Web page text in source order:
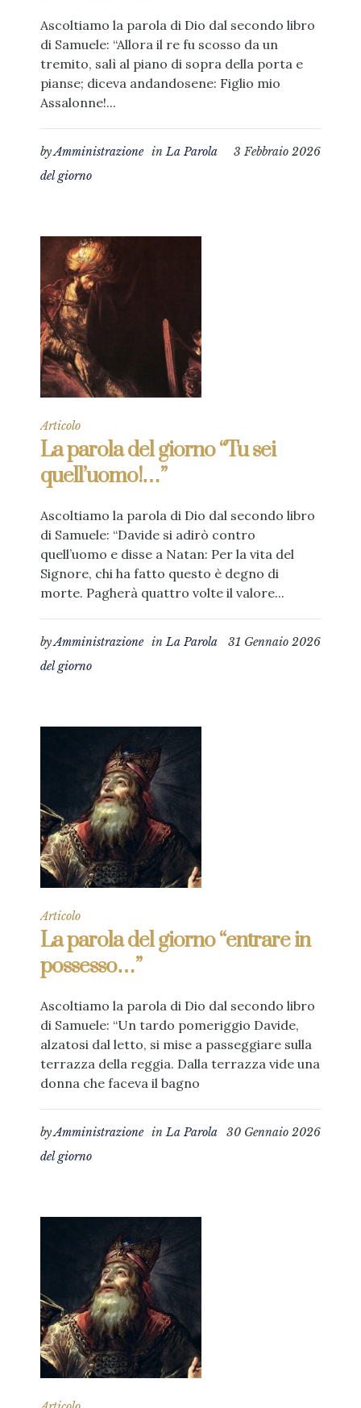
Ascoltiamo la parola di Dio dal secondo libro
di Samuele: “Allora il re fu scosso da un
tremito, salì al piano di sopra della porta e
pianse; diceva andandosene: Figlio mio
Assalonne!...
3 Febbraio 2026
byAmministrazione inLa Parola
del giorno
Articolo
La parola del giorno “Tu sei
quell’uomo!…”
Ascoltiamo la parola di Dio dal secondo libro
di Samuele: “Davide si adirò contro
quell’uomo e disse a Natan: Per la vita del
Signore, chi ha fatto questo è degno di
morte. Pagherà quattro volte il valore...
31 Gennaio 2026
byAmministrazione inLa Parola
del giorno
Articolo
La parola del giorno “entrare in
possesso…”
Ascoltiamo la parola di Dio dal secondo libro
di Samuele: “Un tardo pomeriggio Davide,
alzatosi dal letto, si mise a passeggiare sulla
terrazza della reggia. Dalla terrazza vide una
donna che faceva il bagno
30 Gennaio 2026
byAmministrazione inLa Parola
del giorno